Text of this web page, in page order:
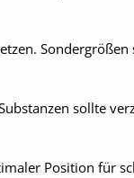
sollte
Position für